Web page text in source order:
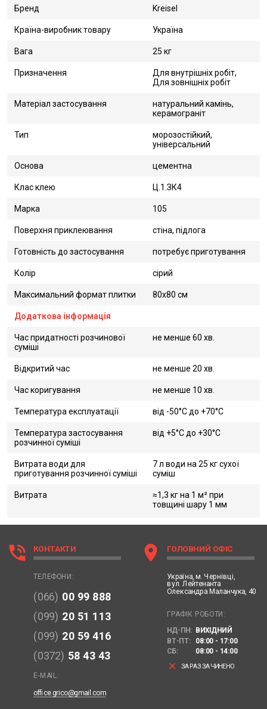
Бренд Kreisel
Країна-виробник товару Україна
Вага 25 кг
Призначення
Для внутрішніх робіт,
Для зовнішніх робіт
Матеріал застосування
натуральний камінь,
керамограніт
Тип
морозостійкий,
універсальний
Основа цементна
Клас клею Ц.1.ЗК4
Марка 105
Поверхня приклеювання стіна, підлога
Готовність до застосування потребує приготування
Колір сірий
Максимальний формат плитки 80х80 см
Додаткова інформація
Час придатності розчинової
суміші
не менше 60 хв.
Відкритий час не менше 20 хв.
Час коригування не менше 10 хв.
Температура експлуатації від -50°C до +70°C
Температура застосування
розчинної суміші
від +5°C до +30°C
Витрата води для
приготування розчинної суміші
7 л води на 25 кг сухої
суміш
Витрата
≈1,3 кг на 1 м² при
товщині шару 1 мм
phone_in_talk КОНТАКТИ
ТЕЛЕФОНИ:
(066) 00 99 888
(099) 20 51 113
(099) 20 59 416
(0372) 58 43 43
E-MAIL:
office.grico@gmail.com
location_on ГОЛОВНИЙ ОФІС
Україна, м. Чернівці,
вул. Лейтенанта
Олександра Маланчука, 40
ГРАФІК РОБОТИ:
НД-ПН: ВИХІДНИЙ
ВТ-ПТ:
08:00 - 17:00
СБ:
08:00 - 14:00
clear ЗАРАЗ ЗАЧИНЕНО